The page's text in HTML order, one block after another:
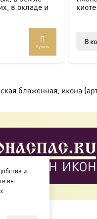
в Москве с
размерах или может
ВКонтакте:
в окладе и
Купить
В
блаженная, икона
и
вы